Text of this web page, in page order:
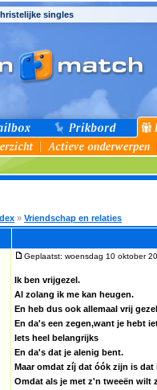
singles
» Vriendschap en relaties
Geplaatst: woensdag 10 oktober
Ik ben vrijgezel.
Al zolang ik me kan heugen.
En heb dus ook allemaal vrij
En da's een zegen,want je hebt
Iets heel belangrijks
En da's dat je alenig bent.
Maar omdat zíj dat óók zijn is dat
Omdat als je met z'n tweeën wilt